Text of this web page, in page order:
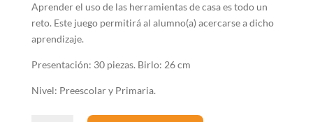
Aprender el uso de las herramientas de casa es todo un
reto. Este juego permitirá al alumno(a) acercarse a dicho
aprendizaje.
Presentación: 30 piezas. Birlo: 26 cm
Nivel: Preescolar y Primaria.